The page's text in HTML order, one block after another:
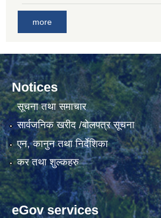
more
Notices
सूचना तथा समाचार
सार्वजनिक खरीद /बोलपत्र सूचना
एन, कानुन तथा निर्देशिका
कर तथा शुल्कहरु
eGov services